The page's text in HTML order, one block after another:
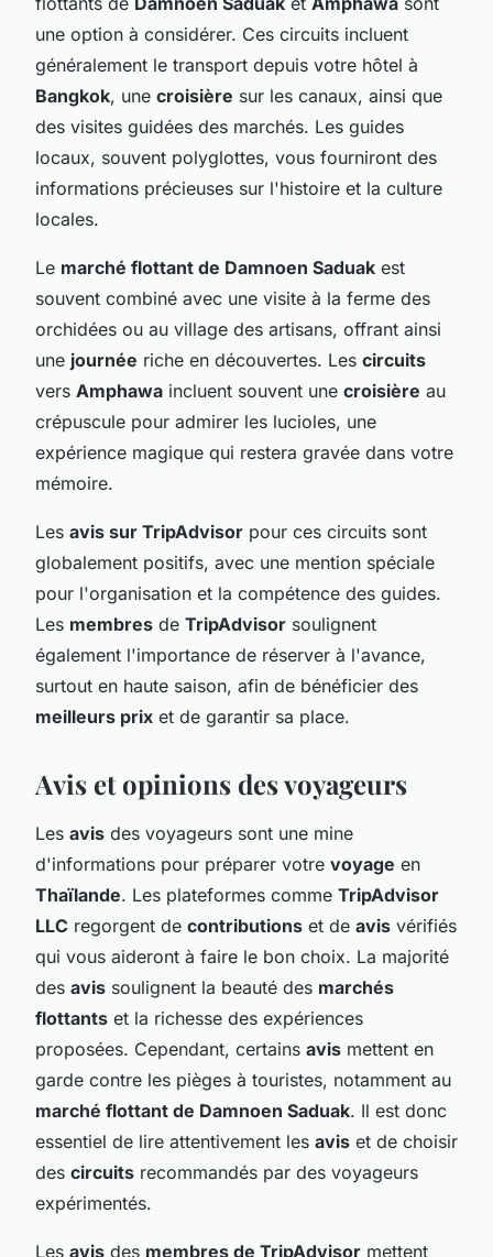
une option à considérer. Ces circuits incluent
généralement le transport depuis votre hôtel à
Bangkok, une croisière sur les canaux, ainsi que
des visites guidées des marchés. Les guides
locaux, souvent polyglottes, vous fourniront des
informations précieuses sur l'histoire et la culture
locales.
Le marché flottant de Damnoen Saduak est
souvent combiné avec une visite à la ferme des
orchidées ou au village des artisans, offrant ainsi
une journée riche en découvertes. Les circuits
vers Amphawa incluent souvent une croisière au
crépuscule pour admirer les lucioles, une
expérience magique qui restera gravée dans votre
mémoire.
Les avis sur TripAdvisor pour ces circuits sont
globalement positifs, avec une mention spéciale
pour l'organisation et la compétence des guides.
Les membres de TripAdvisor soulignent
également l'importance de réserver à l'avance,
surtout en haute saison, afin de bénéficier des
meilleurs prix et de garantir sa place.
Avis et opinions des voyageurs
Les avis des voyageurs sont une mine
d'informations pour préparer votre voyage en
Thaïlande. Les plateformes comme TripAdvisor
LLC regorgent de contributions et de avis vérifiés
qui vous aideront à faire le bon choix. La majorité
des avis soulignent la beauté des marchés
flottants et la richesse des expériences
proposées. Cependant, certains avis mettent en
garde contre les pièges à touristes, notamment au
marché flottant de Damnoen Saduak. Il est donc
essentiel de lire attentivement les avis et de choisir
des circuits recommandés par des voyageurs
expérimentés.
Les avis des membres de TripAdvisor mettent